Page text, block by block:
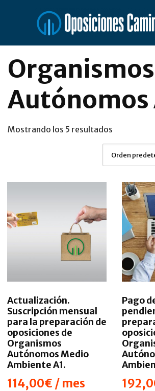
contenido
Organismos
Autónomos
Mostrando los 5 resultados
Actualización.
Suscripción mensual
para la preparación de
oposiciones de
Organismos
Autónomos Medio
Ambiente A1.
114,00€ / mes
Pago